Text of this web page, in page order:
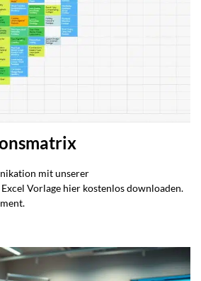
mit unserer
Vorlage hier kostenlos downloaden.